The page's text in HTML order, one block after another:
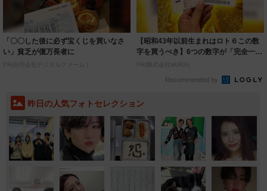
「〇〇した後に必ず宝くじを買いなさ
い」貧乏が億万長者に
PR(合同会社デジタルファーム )
【昭和43年以前生まれはロト６この数
字を買うべき】6つの数字が「完全一
致」する方...
PR(株式会社MURA)
Recommended by
昨日の人気フォトセレクション